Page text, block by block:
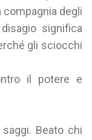
degli
significa
gli sciocchi
il potere e
Beato chi